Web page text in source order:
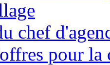
chef
pour la